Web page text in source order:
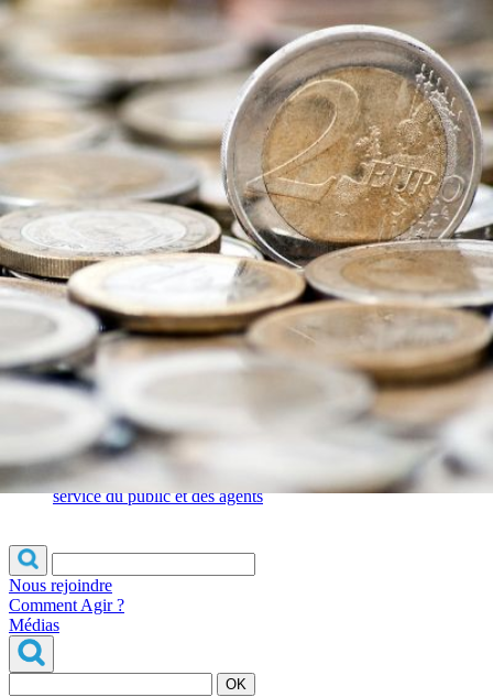
Qui
sommes-
nous ?
S'inscrire à
newsletter
Découvrir
l'UNSA
Rémunération
|
OTE et DDI
|
Travail & santé
|
Action sociale
Contractuels
|
Le dialogue social engagé pour une Intelligence Artificielle au
service du public et des agents
Nous rejoindre
Comment Agir ?
Médias
OK